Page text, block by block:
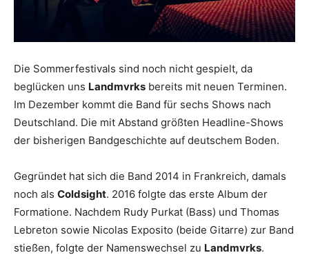
Die Sommerfestivals sind noch nicht gespielt, da
beglücken uns Landmvrks bereits mit neuen Terminen.
Im Dezember kommt die Band für sechs Shows nach
Deutschland. Die mit Abstand größten Headline-Shows
der bisherigen Bandgeschichte auf deutschem Boden.
Gegründet hat sich die Band 2014 in Frankreich, damals
noch als Coldsight. 2016 folgte das erste Album der
Formatione. Nachdem Rudy Purkat (Bass) und Thomas
Lebreton sowie Nicolas Exposito (beide Gitarre) zur Band
stießen, folgte der Namenswechsel zu Landmvrks.